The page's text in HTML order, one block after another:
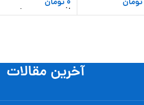
افزودن به سبد خرید
آخرین مقالات